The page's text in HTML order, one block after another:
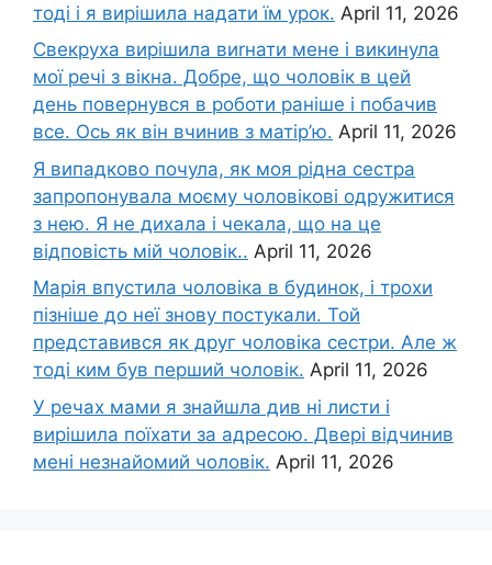
тоді і я вирішила надати їм урок. April 11, 2026
Свекруха вирішила виrнати мене і викинула
мої речі з вікна. Добре, що чоловік в цей
день повернувся в роботи раніше і побачив
все. Ось як він вчинив з матір’ю. April 11, 2026
Я випадково почула, як моя рідна сестра
запропонувала моєму чоловікові одружитися
з нею. Я не дихала і чекала, що на це
відповість мій чоловік.. April 11, 2026
Марія впустила чоловіка в будинок, і трохи
пізніше до неї знову постукали. Той
представився як друг чоловіка сестри. Але ж
тоді ким був перший чоловік. April 11, 2026
У речах мами я знайшла див ні листи і
вирішила поїхати за адресою. Двері відчинив
мені незнайомий чоловік. April 11, 2026